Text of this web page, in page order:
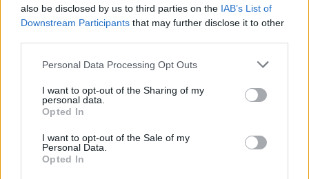
also be disclosed by us to third parties on the IAB’s List of
Downstream Participants that may further disclose it to other
Please note that this website/app uses one or more Google
not limited to your visit or usage behaviour. You may click to
grant or deny consent to Google and its third-party tags to
use your data for below specified purposes in below Google
consent section.
Personal Data Processing Opt Outs
I want to opt-out of the Sharing of my
personal data.
Opted In
I want to opt-out of the Sale of my
Personal Data.
Opted In
AiAdhubMedia